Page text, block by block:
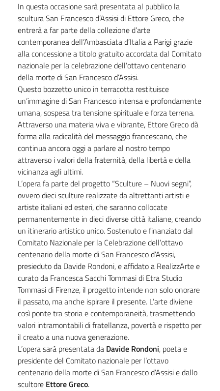
In questa occasione sarà presentata al pubblico la
scultura San Francesco d’Assisi di Ettore Greco, che
entrerà a far parte della collezione d’arte
contemporanea dell’Ambasciata d’Italia a Parigi grazie
alla concessione a titolo gratuito accordata dal Comitato
nazionale per la celebrazione dell’ottavo centenario
della morte di San Francesco d’Assisi.
Questo bozzetto unico in terracotta restituisce
un’immagine di San Francesco intensa e profondamente
umana, sospesa tra tensione spirituale e forza terrena.
Attraverso una materia viva e vibrante, Ettore Greco dà
forma alla radicalità del messaggio francescano, che
continua ancora oggi a parlare al nostro tempo
attraverso i valori della fraternità, della libertà e della
vicinanza agli ultimi.
L’opera fa parte del progetto “Sculture – Nuovi segni”,
ovvero dieci sculture realizzate da altrettanti artisti e
artiste italiani ed esteri, che saranno collocate
permanentemente in dieci diverse città italiane, creando
un itinerario artistico unico. Sostenuto e finanziato dal
Comitato Nazionale per la Celebrazione dell’ottavo
centenario della morte di San Francesco d’Assisi,
presieduto da Davide Rondoni, e affidato a RealizzArte e
curato da Francesca Sacchi Tommasi di Etra Studio
Tommasi di Firenze, il progetto intende non solo onorare
il passato, ma anche ispirare il presente. L’arte diviene
così ponte tra storia e contemporaneità, trasmettendo
valori intramontabili di fratellanza, povertà e rispetto per
il creato a una nuova generazione.
L’opera sarà presentata da Davide Rondoni, poeta e
presidente del Comitato nazionale per l’ottavo
centenario della morte di San Francesco d’Assisi e dallo
scultore Ettore Greco.